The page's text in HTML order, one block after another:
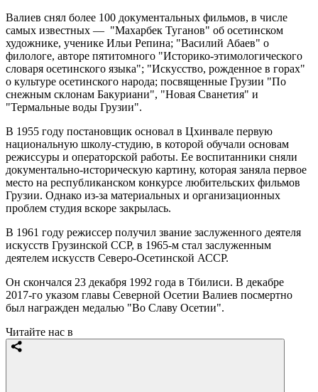
Валиев снял более 100 документальных фильмов, в числе
самых известных — "Махарбек Туганов" об осетинском
художнике, ученике Ильи Репина; "Василий Абаев" о
филологе, авторе пятитомного "Историко-этимологического
словаря осетинского языка"; "Искусство, рожденное в горах"
о культуре осетинского народа; посвященные Грузии "По
снежным склонам Бакуриани", "Новая Сванетия" и
"Термальные воды Грузии".
В 1955 году постановщик основал в Цхинвале первую
национальную школу-студию, в которой обучали основам
режиссуры и операторской работы. Ее воспитанники сняли
документально-историческую картину, которая заняла первое
место на республиканском конкурсе любительских фильмов
Грузии. Однако из-за материальных и организационных
проблем студия вскоре закрылась.
В 1961 году режиссер получил звание заслуженного деятеля
искусств Грузинской ССР, в 1965-м стал заслуженным
деятелем искусств Северо-Осетинской АССР.
Он скончался 23 декабря 1992 года в Тбилиси. В декабре
2017-го указом главы Северной Осетии Валиев посмертно
был награжден медалью "Во Славу Осетии".
Читайте нас в